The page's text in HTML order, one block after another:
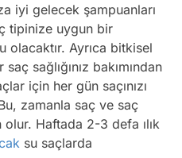
iyi gelecek şampuanları
tipinize uygun bir
olacaktır. Ayrıca bitkisel
sağlığınız bakımından
için her gün saçınızı
zamanla saç ve saç
Haftada 2-3 defa ılık
su saçlarda